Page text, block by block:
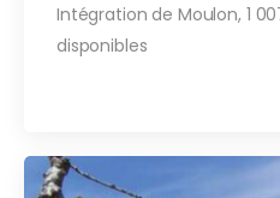
Intégration de Moulon, 1
disponibles